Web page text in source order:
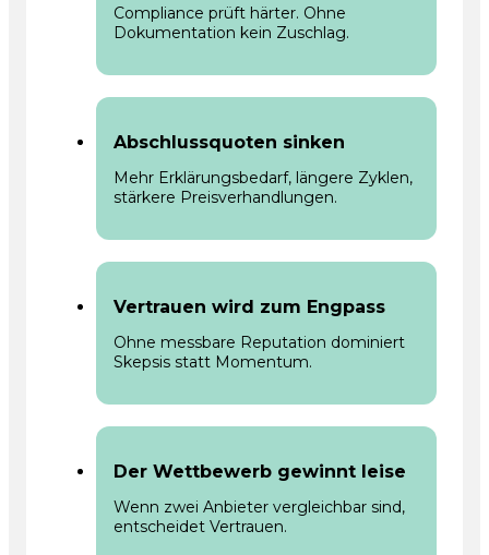
Compliance prüft härter. Ohne
Dokumentation kein Zuschlag.
Abschlussquoten sinken
Mehr Erklärungsbedarf, längere Zyklen,
stärkere Preisverhandlungen.
Vertrauen wird zum Engpass
Ohne messbare Reputation dominiert
Skepsis statt Momentum.
Der Wettbewerb gewinnt leise
Wenn zwei Anbieter vergleichbar sind,
entscheidet Vertrauen.